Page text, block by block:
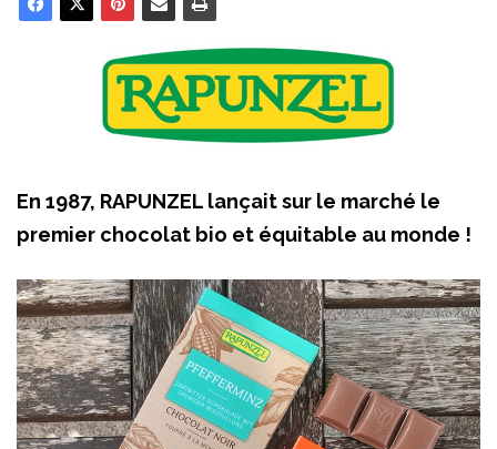
En 1987, RAPUNZEL lançait sur le marché le
premier chocolat bio et équitable au monde !